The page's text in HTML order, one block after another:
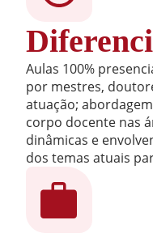
Aulas 100%
por mestres,
atuação;
corpo docente nas
dinâmicas e
dos temas atuais